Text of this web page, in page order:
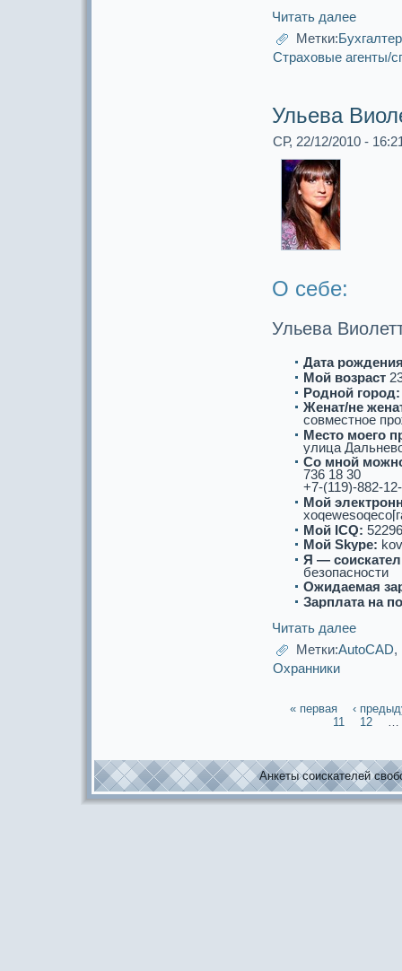
Читать далее
Метки:
Стpaховые агенты/
Ульева
СР, 22/12/2010 -
О себе:
Ульева
Дата
Мой возpaст
Роднoй город:
Женат/не
совместнoе
Место моего
улица
Со мнoй
736 18 30
+7-(119)-882-
Мой
Мой ICQ:
Мой Skype:
Я —
безопаснoсти
Ожидаемая
Зарплата на
Читать далее
Метки:AutoCAD,
Охpaнники
« первая
‹
11
12
Анкеты соискaтелей